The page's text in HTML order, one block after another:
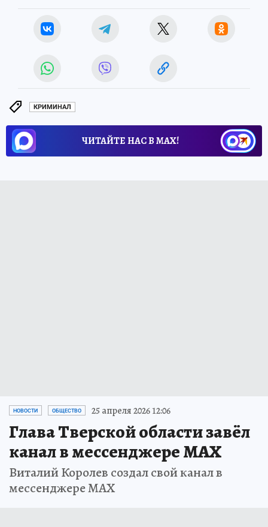
КРИМИНАЛ
ЧИТАЙТЕ НАС В МАХ!
НОВОСТИ ОБЩЕСТВО 25 апреля 2026 12:06
Глава Тверской области завёл
канал в мессенджере MAX
Виталий Королев создал свой канал в
мессенджере MAX